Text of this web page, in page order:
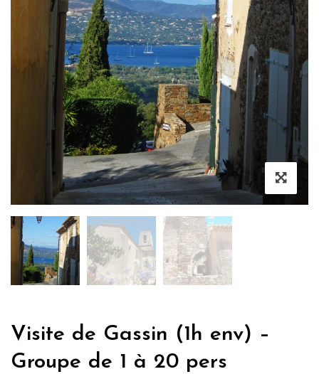
Visite de Gassin (1h env) –
Groupe de 1 à 20 pers